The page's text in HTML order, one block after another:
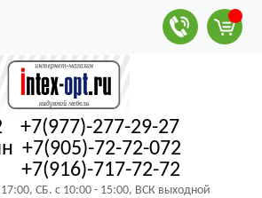
+7(977)-277-29-27
+7(905)-72-72-072
717-72-72
СБ. с 10:00 - 15:00, ВСК выходной